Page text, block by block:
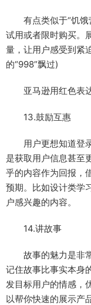
有点类似于“饥饿
试用或者限时购买。
量，让用户感受到紧
的“998”飘过)
亚马逊用红色表达
13.鼓励互惠
用户更想知道登录
是获取用户信息甚至
乎的内容作为回报，
预期。比如设计类学
户感兴趣的内容。
14.讲故事
故事的魅力是非常
记住故事比事实本身
发目标用户的情感，
以帮你快速的展示产